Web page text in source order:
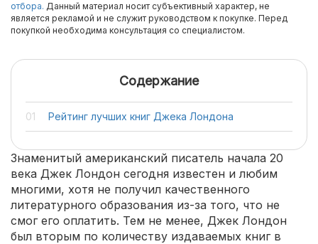
отбора. Данный материал носит субъективный характер, не
является рекламой и не служит руководством к покупке. Перед
покупкой необходима консультация со специалистом.
Содержание
Рейтинг лучших книг Джека Лондона
Знаменитый американский писатель начала 20
века Джек Лондон сегодня известен и любим
многими, хотя не получил качественного
литературного образования из-за того, что не
смог его оплатить. Тем не менее, Джек Лондон
был вторым по количеству издаваемых книг в